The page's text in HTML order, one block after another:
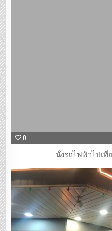
0
นั่งรถไฟฟ้าไปเที่